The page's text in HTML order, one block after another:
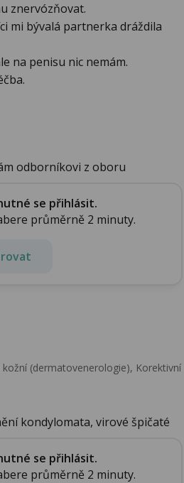
znervózňovat.
mi bývalá partnerka dráždila
na penisu nic nemám.
odborníkovi z oboru
se přihlásit.
průměrně 2 minuty.
(dermatovenerologie), Korektivní
kondylomata, virové špičaté
se přihlásit.
průměrně 2 minuty.